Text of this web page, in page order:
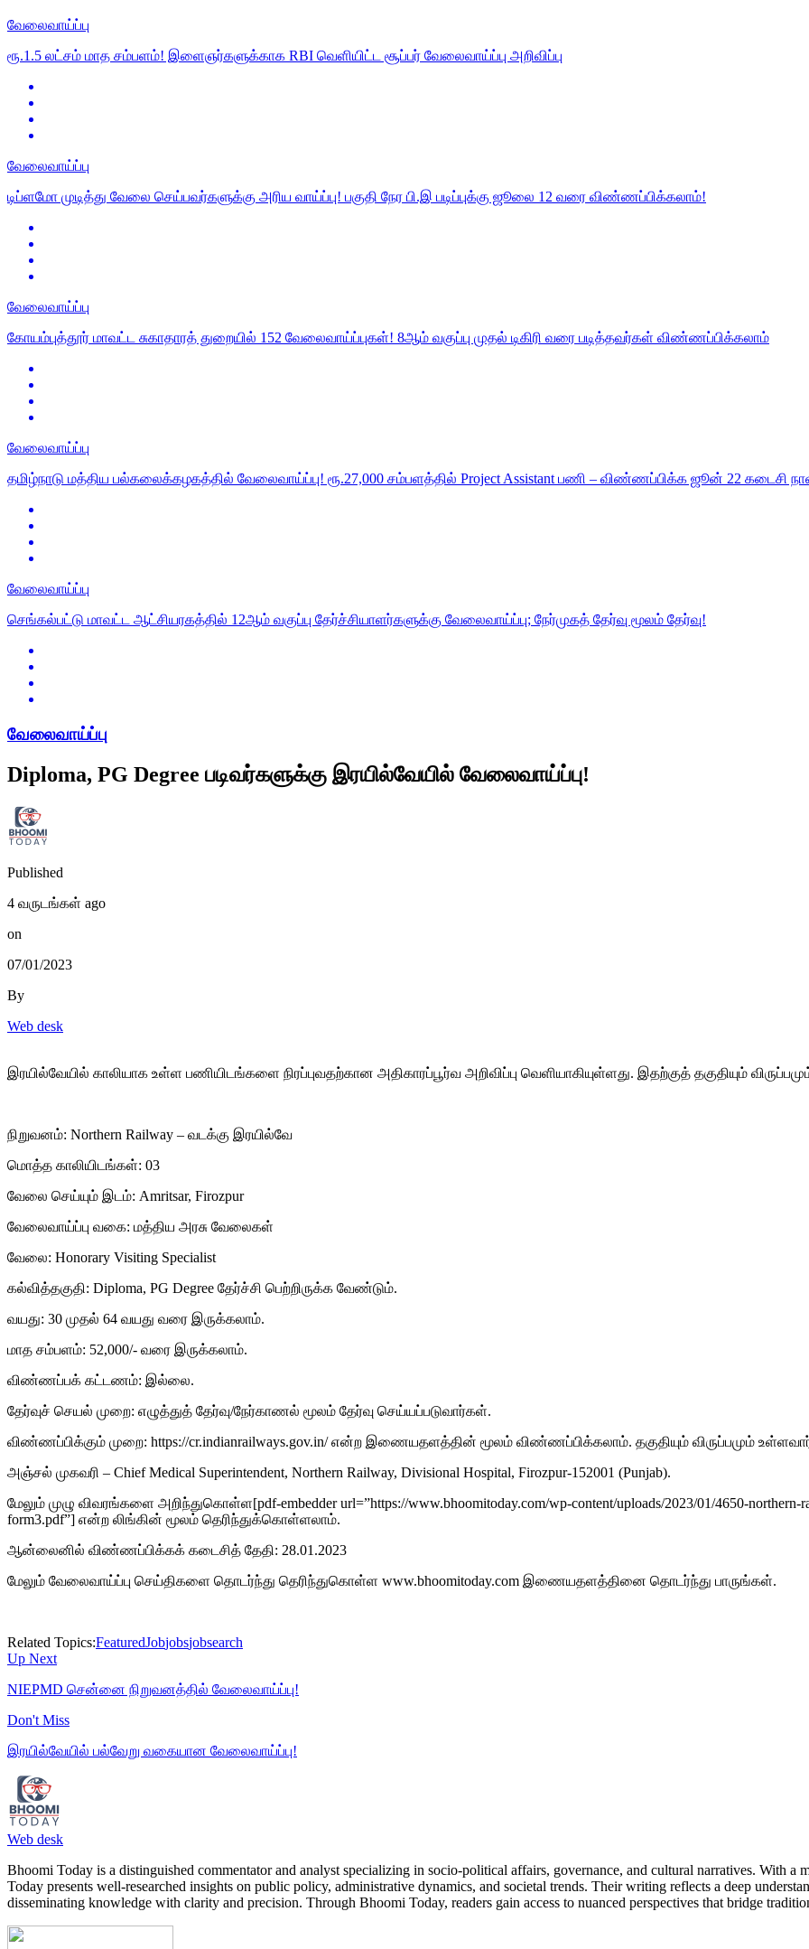
வேலைவாய்ப்பு
ரூ.1.5 லட்சம் மாத சம்பளம்! இளைஞர்களுக்காக RBI வெளியிட்ட சூப்பர் வேலைவாய்ப்பு அறிவிப்பு
வேலைவாய்ப்பு
டிப்ளமோ முடித்து வேலை செய்பவர்களுக்கு அரிய வாய்ப்பு! பகுதி நேர பி.இ படிப்புக்கு ஜூலை 12 வரை விண்ணப்பிக்கலாம்!
வேலைவாய்ப்பு
கோயம்புத்தூர் மாவட்ட சுகாதாரத் துறையில் 152 வேலைவாய்ப்புகள்! 8ஆம் வகுப்பு முதல் டிகிரி வரை படித்தவர்கள் விண்ணப்பிக்கலாம்
வேலைவாய்ப்பு
தமிழ்நாடு மத்திய பல்கலைக்கழகத்தில் வேலைவாய்ப்பு! ரூ.27,000 சம்பளத்தில் Project Assistant பணி – விண்ணப்பிக்க ஜூன் 22 கடைசி
வேலைவாய்ப்பு
செங்கல்பட்டு மாவட்ட ஆட்சியரகத்தில் 12ஆம் வகுப்பு தேர்ச்சியாளர்களுக்கு வேலைவாய்ப்பு; நேர்முகத் தேர்வு மூலம் தேர்வு!
வேலைவாய்ப்பு
Diploma, PG Degree படிவர்களுக்கு இரயில்வேயில் வேலைவாய்ப்பு!
Published
4 வருடங்கள் ago
on
07/01/2023
By
Web desk
இரயில்வேயில் காலியாக உள்ள பணியிடங்களை நிரப்புவதற்கான அதிகாரப்பூர்வ அறிவிப்பு வெளியாகியுள்ளது. இதற்குத் தகுதியும்
நிறுவனம்: Northern Railway – வடக்கு இரயில்வே
மொத்த காலியிடங்கள்: 03
வேலை செய்யும் இடம்: Amritsar, Firozpur
வேலைவாய்ப்பு வகை: மத்திய அரசு வேலைகள்
வேலை: Honorary Visiting Specialist
கல்வித்தகுதி: Diploma, PG Degree தேர்ச்சி பெற்றிருக்க வேண்டும்.
வயது: 30 முதல் 64 வயது வரை இருக்கலாம்.
மாத சம்பளம்: 52,000/- வரை இருக்கலாம்.
விண்ணப்பக் கட்டணம்: இல்லை.
தேர்வுச் செயல் முறை: எழுத்துத் தேர்வு/நேர்காணல் மூலம் தேர்வு செய்யப்படுவார்கள்.
விண்ணப்பிக்கும் முறை: https://cr.indianrailways.gov.in/ என்ற இணையதளத்தின் மூலம் விண்ணப்பிக்கலாம். தகுதியும் விருப்பமும்
அஞ்சல் முகவரி – Chief Medical Superintendent, Northern Railway, Divisional Hospital, Firozpur-152001 (Punjab).
மேலும் முழு விவரங்களை அறிந்துகொள்ள[pdf-embedder url=”https://www.bhoomitoday.com/wp-content/uploads/2023/01/4650-northern-
form3.pdf”] என்ற லிங்கின் மூலம் தெரிந்துக்கொள்ளலாம்.
ஆன்லைனில் விண்ணப்பிக்கக் கடைசித் தேதி: 28.01.2023
மேலும் வேலைவாய்ப்பு செய்திகளை தொடர்ந்து தெரிந்துகொள்ள www.bhoomitoday.com இணையதளத்தினை தொடர்ந்து பாருங்கள்.
Related Topics:FeaturedJobjobsjobsearch
Up Next
NIEPMD சென்னை நிறுவனத்தில் வேலைவாய்ப்பு!
Don't Miss
இரயில்வேயில் பல்வேறு வகையான வேலைவாய்ப்பு!
Web desk
Bhoomi Today is a distinguished commentator and analyst specializing in socio-political affairs, governance, and cultural narratives. With a
Today presents well-researched insights on public policy, administrative dynamics, and societal trends. Their writing reflects a deep
disseminating knowledge with clarity and precision. Through Bhoomi Today, readers gain access to nuanced perspectives that bridge